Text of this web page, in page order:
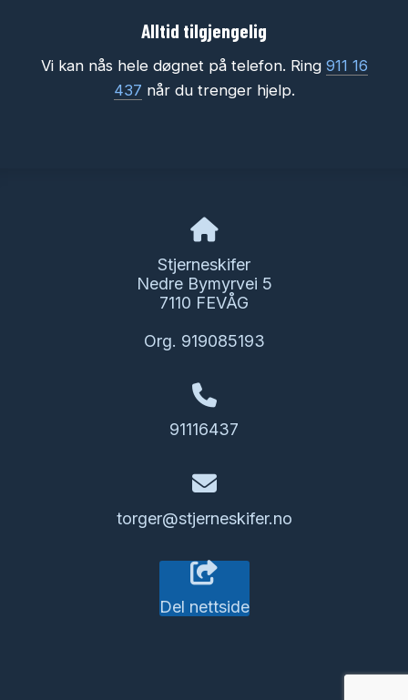
Alltid tilgjengelig
Vi kan nås hele døgnet på telefon. Ring 911 16
437 når du trenger hjelp.
Stjerneskifer
Nedre Bymyrvei 5
7110 FEVÅG
Org. 919085193
91116437
torger@stjerneskifer.no
Del nettside